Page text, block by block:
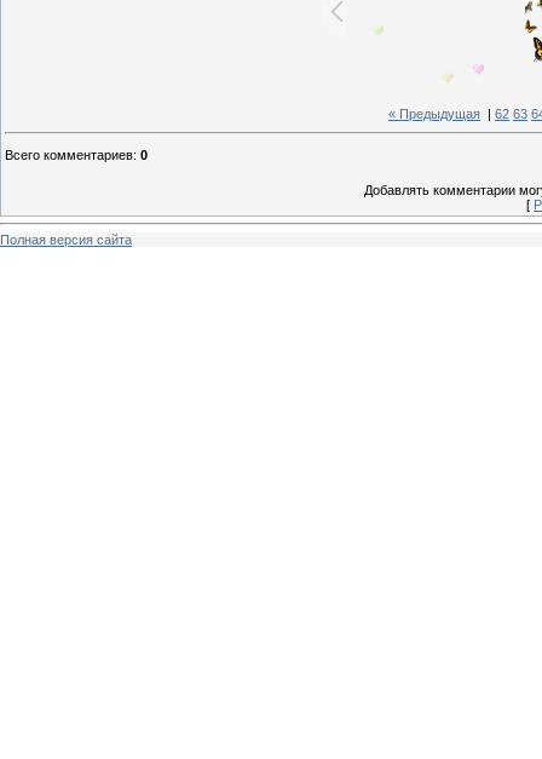
« Предыдущая 62 63
Всего комментариев: 0
Добавлять комментарии
[
Полная версия сайта